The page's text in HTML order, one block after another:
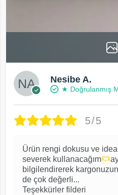
Nesibe A.
★ Doğrulanmış
5/5
Ürün rengi dokusu ve
severek kullanacağım
bilgilendirerek
de çok değerli...
Teşekkürler filderi